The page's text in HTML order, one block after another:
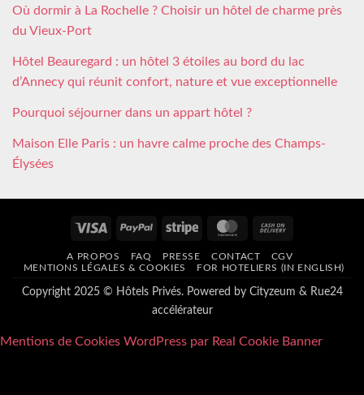
Où dormir à La Rochelle ? Choisir un hôtel de charme près
du Vieux-Port
Hôtel Beauregard : un hôtel 3 étoiles au bord du lac
d’Annecy qui réunit confort, nature et vue exceptionnelle
Pourquoi séjourner dans un appart hôtel ?
Maison Elle Paris : un havre calme proche des Champs-
Élysées
Visa PayPal Stripe MasterCard
Delivery
A PROPOS FAQ PRESSE CONTACT
CGV
MENTIONS LÉGALES & COOKIES
FOR HOTELIERS (IN ENGLISH)
Copyright 2025 © Hôtels Privés. Powered by Cityzeum & Rue24
accélérateur
Mentions de Cookies WordPress par Real Cookie Banner